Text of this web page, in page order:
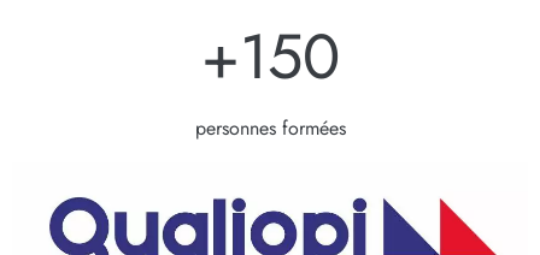
+150
personnes formées